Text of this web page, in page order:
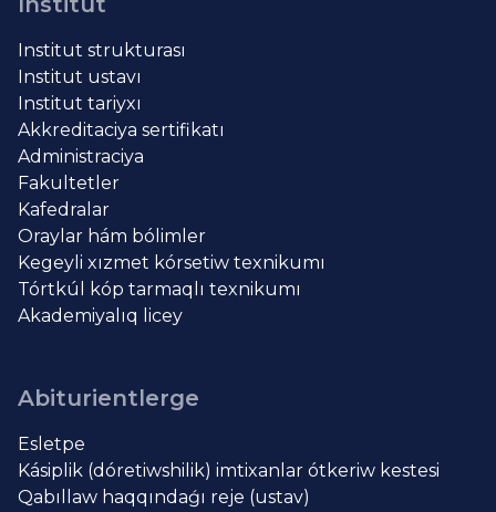
Institut strukturası
Institut ustavı
Institut tariyxı
Akkreditaciya sertifikatı
Administraciya
Fakultetler
Kafedralar
Oraylar hám bólimler
Kegeyli xızmet kórsetiw texnikumı
Tórtkúl kóp tarmaqlı texnikumı
Akademiyalıq licey
Abiturientlerge
Esletpe
Kásiplik (dóretiwshilik) imtixanlar ótkeriw kestesi
Qabıllaw haqqındaǵı reje (ustav)